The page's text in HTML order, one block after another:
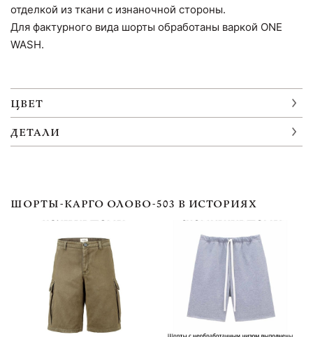
отделкой из ткани с изнаночной стороны.
Для фактурного вида шорты обработаны варкой ONE
WASH.
ЦВЕТ
ДЕТАЛИ
ШОРТЫ-КАРГО ОЛОВО-503 В ИСТОРИЯХ